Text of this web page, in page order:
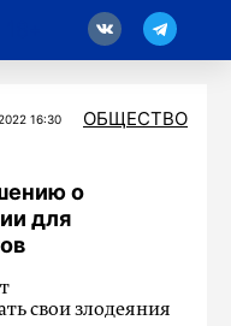
16:30 ОБЩЕСТВО
о
для
свои злодеяния